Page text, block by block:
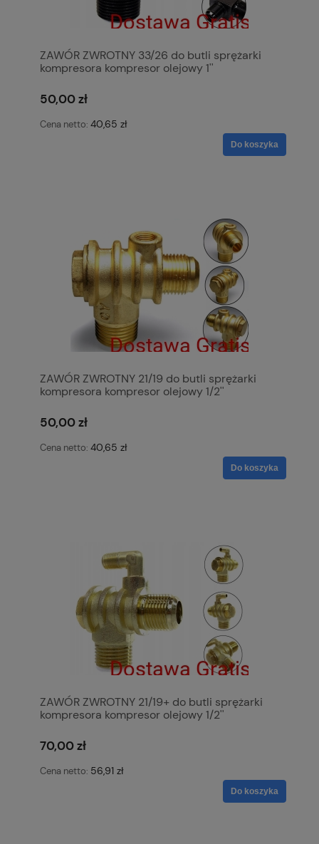
ZAWÓR ZWROTNY 33/26 do butli sprężarki
kompresora kompresor olejowy 1''
50,00 zł
Cena netto: 40,65 zł
Do koszyka
ZAWÓR ZWROTNY 21/19 do butli sprężarki
kompresora kompresor olejowy 1/2''
50,00 zł
Cena netto: 40,65 zł
Do koszyka
ZAWÓR ZWROTNY 21/19+ do butli sprężarki
kompresora kompresor olejowy 1/2''
70,00 zł
Cena netto: 56,91 zł
Do koszyka